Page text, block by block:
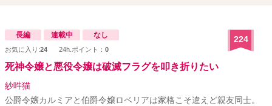
長編 連載中 なし
お気に入り:24 24h.ポイント： 0
224
死神令嬢と悪役令嬢は破滅フラグを叩き折りたい
紗吽猫
公爵令嬢カルミアと伯爵令嬢ロベリアは家格こそ違えど親友同士。